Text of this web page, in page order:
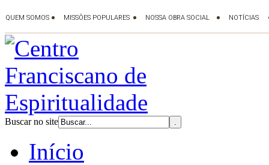
Buscar no site
Início